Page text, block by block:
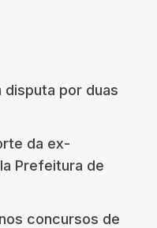
disputa por duas
da ex-
Prefeitura de
concursos de